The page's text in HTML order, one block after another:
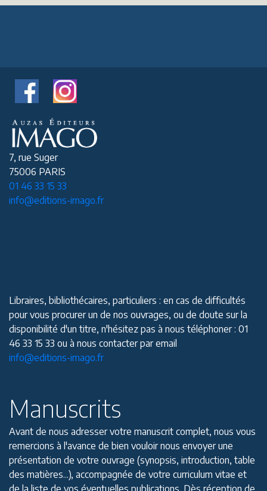
7, rue Suger
75006 PARIS
01 46 33 15 33
info@editions-imago.fr
Libraires, bibliothécaires, particuliers : en cas de difficultés
pour vous procurer un de nos ouvrages, ou de doute sur la
disponibilité d'un titre, n'hésitez pas à nous téléphoner : 01
46 33 15 33 ou à nous contacter par email
info@editions-imago.fr
Manuscrits
Avant de nous adresser votre manuscrit complet, nous vous
remercions à l'avance de bien vouloir nous envoyer une
présentation de votre ouvrage (synopsis, introduction, table
des matières...), accompagnée de votre curriculum vitae et